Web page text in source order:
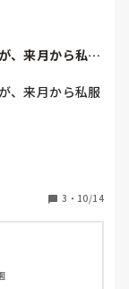
、来月から私服
、来月から私服
させて下さい。
か？
？
どんな物があり
「このパンツが
ろ教えて頂ける
3 ・ 10/14